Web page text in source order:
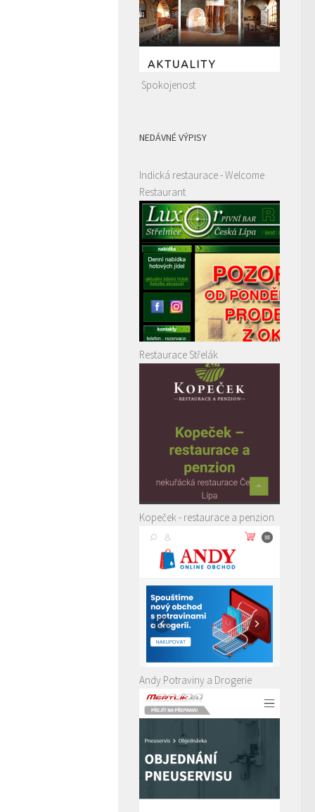
Spokojenost
NEDÁVNÉ VÝPISY
Indická restaurace - Welcome
Restaurant
Restaurace Střelák
Kopeček - restaurace a penzion
Andy Potraviny a Drogerie